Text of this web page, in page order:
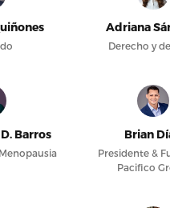
Adriana
Derecho y
Barros Brian
Presidente &
Pacifico